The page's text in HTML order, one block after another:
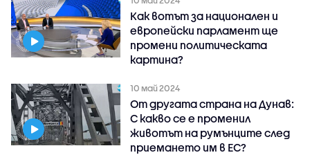
Как вотът за национален и
европейски парламент ще
промени политическата
картина?
10 май 2024
От другата страна на Дунав:
С какво се е променил
животът на румънците след
приемането им в ЕС?